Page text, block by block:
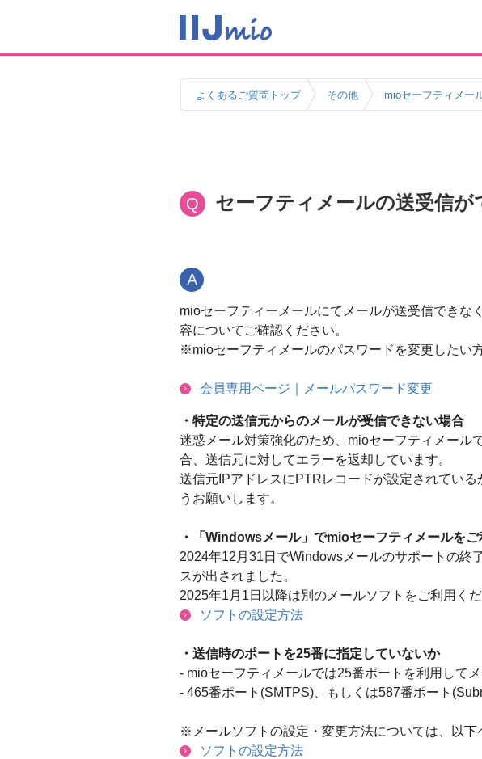
よくあるご質問トップ その他 mioセーフティメー
Q セーフティメールの送受信
A
mioセーフティーメールにてメールが送受信できな
容についてご確認ください。
※mioセーフティメールのパスワードを変更したい
会員専用ページ｜メールパスワード変更
・特定の送信元からのメールが受信できない場合
迷惑メール対策強化のため、mioセーフティメー
合、送信元に対してエラーを返却しています。
送信元IPアドレスにPTRレコードが設定されてい
うお願いします。
・「Windowsメール」でmioセーフティメールを
2024年12月31日でWindowsメールのサポートの終
スが出されました。
2025年1月1日以降は別のメールソフトをご利用くだ
ソフトの設定方法
・送信時のポートを25番に指定していないか
- mioセーフティメールでは25番ポートを利用して
- 465番ポート(SMTPS)、もしくは587番ポート
※メールソフトの設定・変更方法については、以下
ソフトの設定方法